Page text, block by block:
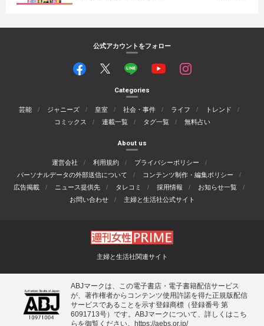
公式アカウントをフォロー
Categories
芸能 ジャニーズ 皇室 社会・事件 ライフ
トレンド
コミックス
連載一覧 タグ一覧 無料占い
About us
運営会社 利用規約
プライバシーポリシー
パーソナルデータの外部送信について
コンテンツ制作・編集ポリシー
広告掲載
ニュース提供先 タレコミ 採用情報
お知らせ一覧
お問い合わせ
主婦と生活社公式サイト
主婦と生活社関連サイト
ABJマークは、この電子書店・電子書籍配信サービス
が、著作権者からコンテンツ使用許諾を得た正規版配信
サービスであることを示す登録商標（登録番号 第
6091713号）です。ABJマークについて、詳しくはこち
らを御覧ください。 https://aebs.or.jp/